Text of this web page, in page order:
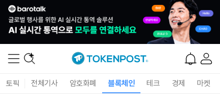
토픽 전체기사 암호화폐 블록체인 테크 경제 마켓
Solana (SOL) ₩ 103,706(-0.54%)